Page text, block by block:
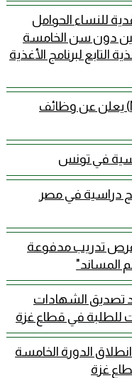
للنساء الحوامل
دون سن الخامسة
التابع لبرنامج الأغذية
المجلس النرويجي للاجئين (NRC) يعلن عن وظائف
في تونس
دراسية في مصر
فرص تدريب مدفوعة
المساند"
تصديق الشهادات
للطلبة في قطاع غزة
الشهم (3) تعلن انطلاق الدورة الخامسة
غزة